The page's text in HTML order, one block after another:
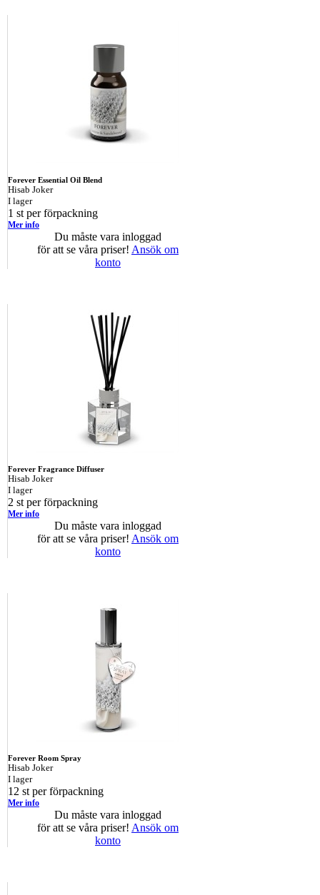
Forever Essential Oil Blend
Hisab Joker
I lager
1 st per förpackning
Mer info
Du måste vara inloggad
för att se våra priser! Ansök om
konto
Forever Fragrance Diffuser
Hisab Joker
I lager
2 st per förpackning
Mer info
Du måste vara inloggad
för att se våra priser! Ansök om
konto
Forever Room Spray
Hisab Joker
I lager
12 st per förpackning
Mer info
Du måste vara inloggad
för att se våra priser! Ansök om
konto